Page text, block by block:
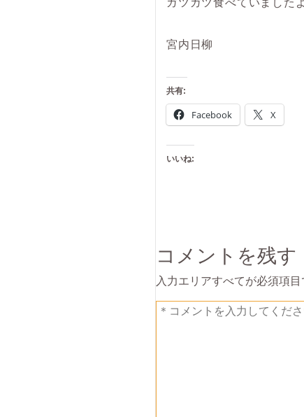
ガツガツ食べていました
宮内日柳
共有:
Facebook X
いいね:
コメントを残す
入力エリアすべてが必須項